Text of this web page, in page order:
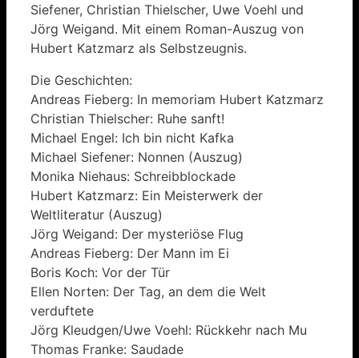
Siefener, Christian Thielscher, Uwe Voehl und
Jörg Weigand. Mit einem Roman-Auszug von
Hubert Katzmarz als Selbstzeugnis.
Die Geschichten:
Andreas Fieberg: In memoriam Hubert Katzmarz
Christian Thielscher: Ruhe sanft!
Michael Engel: Ich bin nicht Kafka
Michael Siefener: Nonnen (Auszug)
Monika Niehaus: Schreibblockade
Hubert Katzmarz: Ein Meisterwerk der
Weltliteratur (Auszug)
Jörg Weigand: Der mysteriöse Flug
Andreas Fieberg: Der Mann im Ei
Boris Koch: Vor der Tür
Ellen Norten: Der Tag, an dem die Welt
verduftete
Jörg Kleudgen/Uwe Voehl: Rückkehr nach Mu
Thomas Franke: Saudade